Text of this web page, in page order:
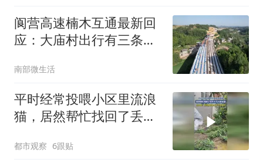
阆营高速楠木互通最新回
应：大庙村出行有三条
南部微生活
平时经常投喂小区里流浪
猫，居然帮忙找回了丢失
你妈喊你回家不知道吗
都市观察 6跟贴